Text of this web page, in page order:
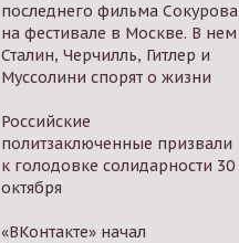
последнего фильма Сокурова
на фестивале в Москве. В нем
Сталин, Черчилль, Гитлер и
Муссолини спорят о жизни
Российские
политзаключенные призвали
к голодовке солидарности 30
октября
«ВКонтакте» начал